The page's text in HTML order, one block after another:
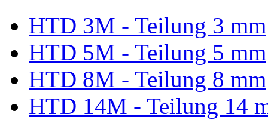
HTD 3M - Teilung 3 mm
HTD 5M - Teilung 5 mm
HTD 8M - Teilung 8 mm
HTD 14M - Teilung 14